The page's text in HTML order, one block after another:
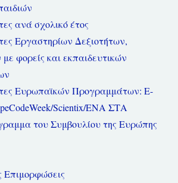
ανά σχολικό έτος
Εργαστηρίων Δεξιοτήτων,
φορείς και εκπαιδευτικών
Ευρωπαϊκών Προγραμμάτων: E-
Scientix/ΕΝΑ ΣΤΑ
του Συμβουλίου της Ευρώπης
Επιμορφώσεις